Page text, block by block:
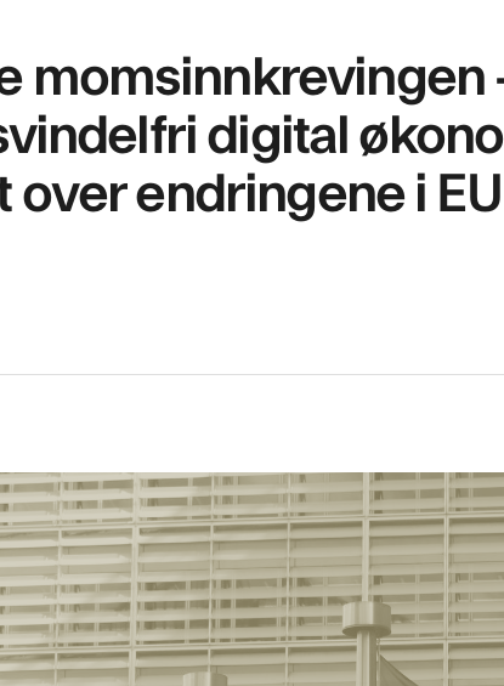
momsinnkrevingen
digital
endringene i